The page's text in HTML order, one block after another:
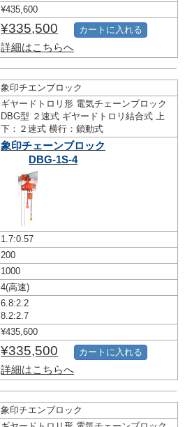
¥435,600
¥335,500
詳細はこちらへ
カートに入れる
象印チエンブロック
ギヤードトロリ形 電気チェーンブロック
DBG型 ２速式 ギヤードトロリ結合式 上
下：２速式 横行：鎖動式
象印チェーンブロック
DBG-1S-4
1.7:0.57
200
1000
4(高速)
6.8:2.2
8.2:2.7
¥435,600
¥335,500
詳細はこちらへ
カートに入れる
象印チエンブロック